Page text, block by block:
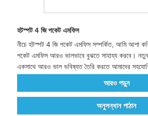
হটস্পট 4 জি পকেট এমফিস
নীচে হটস্পট 4 জি পকেট এমফিস সম্পর্কিত, আমি আশা
পকেট এমফিস আরও ভালভাবে বুঝতে সাহায্য করবে। নতুন
একসাথে আরও ভাল ভবিষ্যত তৈরি করতে আমাদের
আরও পড়ুন
অনুসন্ধান পাঠান